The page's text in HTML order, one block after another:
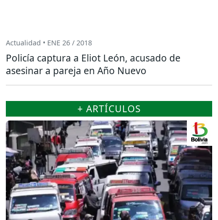
Actualidad • ENE 26 / 2018
Policía captura a Eliot León, acusado de
asesinar a pareja en Año Nuevo
+ ARTÍCULOS